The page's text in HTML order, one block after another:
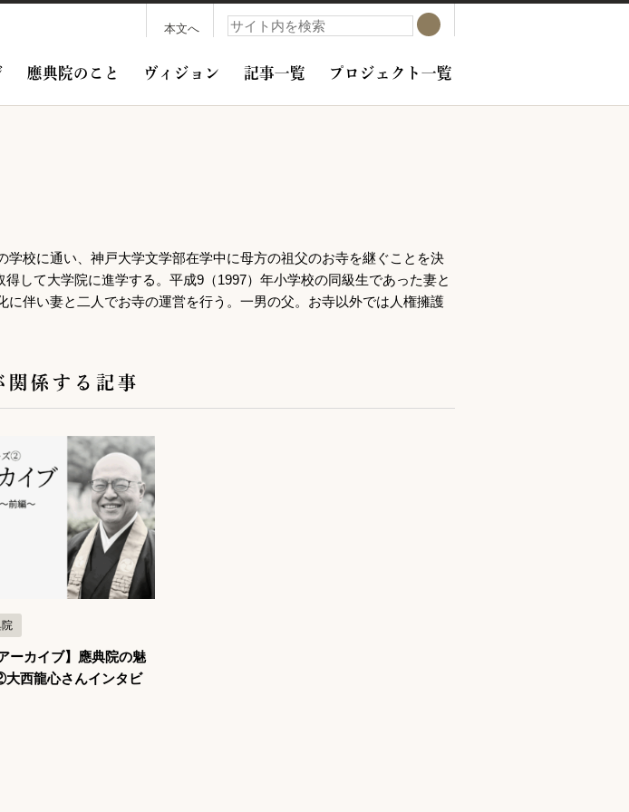
本文へ 検索
検索
應典院のこと ヴィジョン 記事一覧 プロジェクト一覧
校に通い、神戸大学文学部在学中に母方の祖父のお寺を継ぐことを決
して大学院に進学する。平成9（1997）年小学校の同級生であった妻と
伴い妻と二人でお寺の運営を行う。一男の父。お寺以外では人権擁護
関係する記事
ーカイブ】應典院の魅
西龍心さんインタビ